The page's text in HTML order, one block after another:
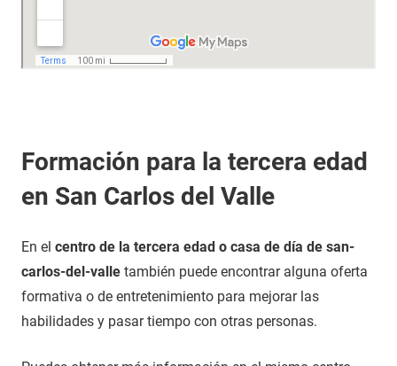
Formación para la tercera edad
en San Carlos del Valle
En el centro de la tercera edad o casa de día de san-
carlos-del-valle también puede encontrar alguna oferta
formativa o de entretenimiento para mejorar las
habilidades y pasar tiempo con otras personas.